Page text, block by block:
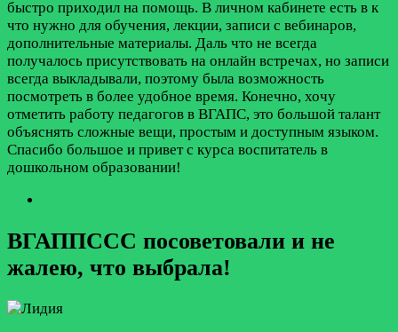
быстро приходил на помощь. В личном кабинете есть в к
что нужно для обучения, лекции, записи с вебинаров,
дополнительные материалы. Даль что не всегда
получалось присутствовать на онлайн встречах, но записи
всегда выкладывали, поэтому была возможность
посмотреть в более удобное время. Конечно, хочу
отметить работу педагогов в ВГАПС, это большой талант
объяснять сложные вещи, простым и доступным языком.
Спасибо большое и привет с курса воспитатель в
дошкольном образовании!
ВГАППССС посоветовали и не
жалею, что выбрала!